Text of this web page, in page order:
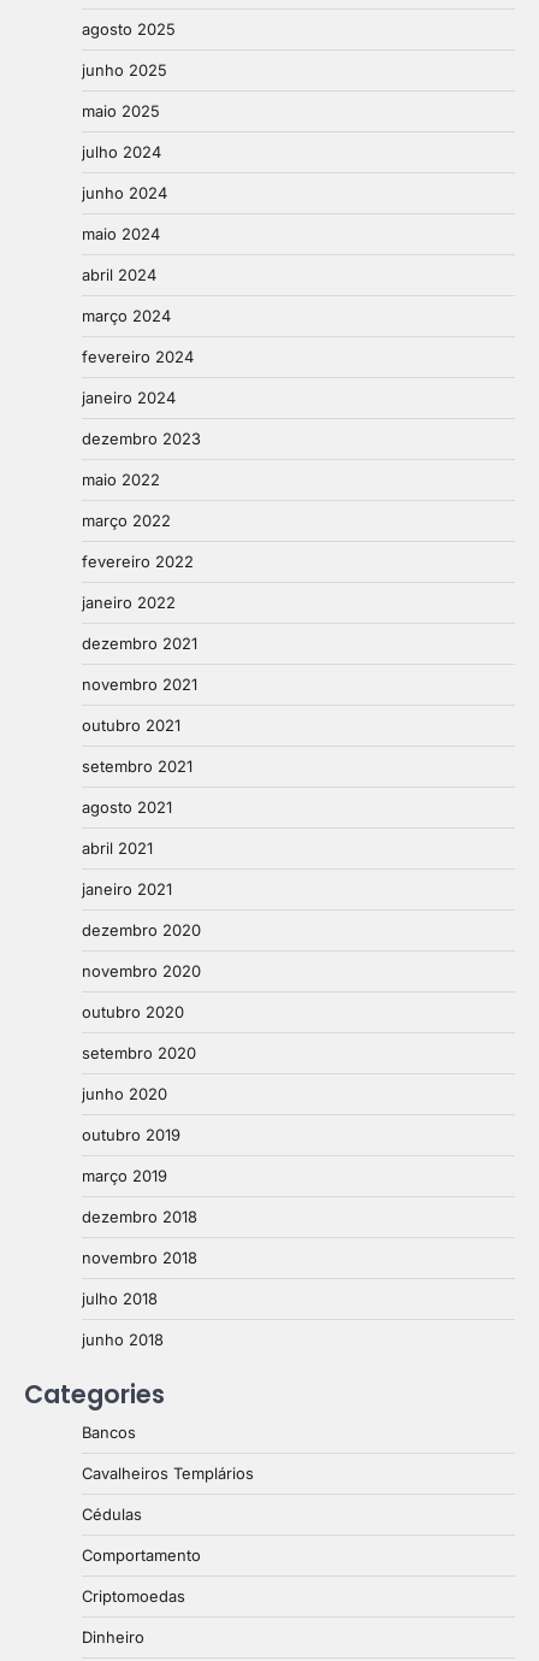
agosto 2025
junho 2025
maio 2025
julho 2024
junho 2024
maio 2024
abril 2024
março 2024
fevereiro 2024
janeiro 2024
dezembro 2023
maio 2022
março 2022
fevereiro 2022
janeiro 2022
dezembro 2021
novembro 2021
outubro 2021
setembro 2021
agosto 2021
abril 2021
janeiro 2021
dezembro 2020
novembro 2020
outubro 2020
setembro 2020
junho 2020
outubro 2019
março 2019
dezembro 2018
novembro 2018
julho 2018
junho 2018
Categories
Bancos
Cavalheiros Templários
Cédulas
Comportamento
Criptomoedas
Dinheiro